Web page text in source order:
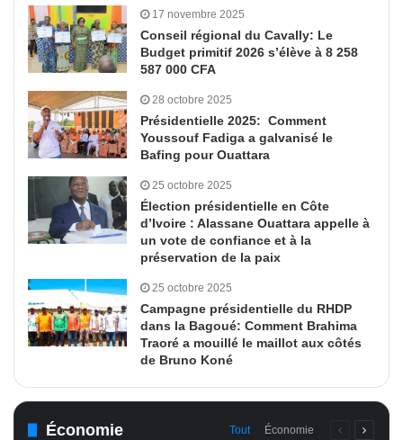
17 novembre 2025
Conseil régional du Cavally: Le
Budget primitif 2026 s’élève à 8 258
587 000 CFA
28 octobre 2025
Présidentielle 2025: Comment
Youssouf Fadiga a galvanisé le
Bafing pour Ouattara
25 octobre 2025
Élection présidentielle en Côte
d’Ivoire : Alassane Ouattara appelle à
un vote de confiance et à la
préservation de la paix
25 octobre 2025
Campagne présidentielle du RHDP
dans la Bagoué: Comment Brahima
Traoré a mouillé le maillot aux côtés
de Bruno Koné
Économie Tout Économie
PagePage